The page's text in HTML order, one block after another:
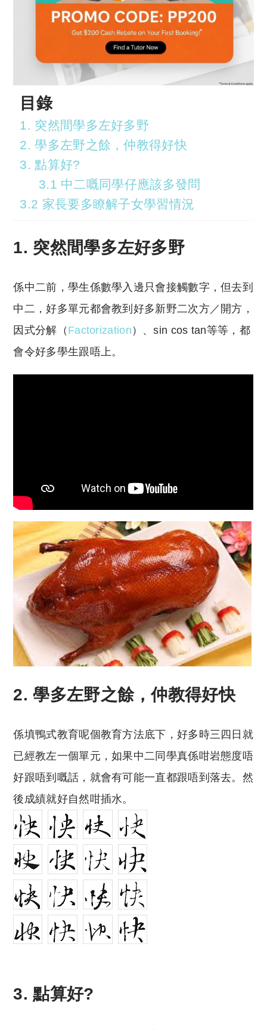
目錄
1. 突然間學多左好多野
2. 學多左野之餘，仲教得好快
3. 點算好?
3.1 中二嘅同學仔應該多發問
3.2 家長要多瞭解子女學習情況
1. 突然間學多左好多野
係中二前，學生係數學入邊只會接觸數字，但去到
中二，好多單元都會教到好多新野二次方／開方，
因式分解（ Factorization ）、sin cos tan等等，都
會令好多學生跟唔上。
2. 學多左野之餘，仲教得好快
係填鴨式教育呢個教育方法底下，好多時三四日就
已經教左一個單元，如果中二同學真係咁岩態度唔
好跟唔到嘅話，就會有可能一直都跟唔到落去。然
後成績就好自然咁插水。
3. 點算好?